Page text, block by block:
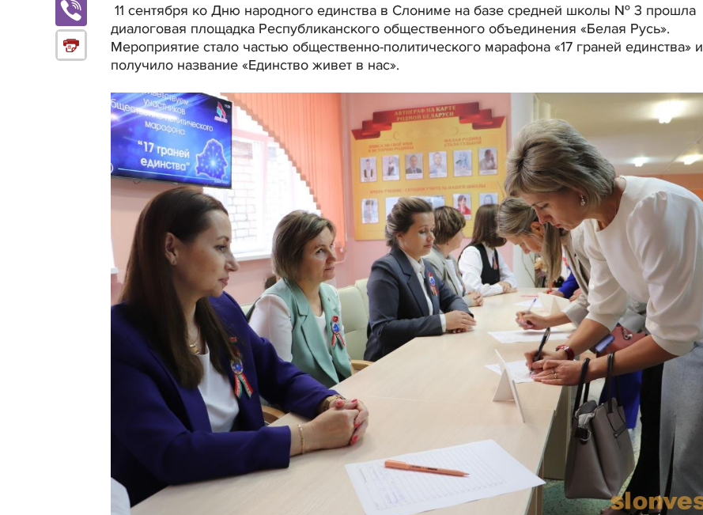
11 сентября ко Дню народного единства в Слониме на базе средней школы № 3 прошла
диалоговая площадка Республиканского общественного объединения «Белая Русь».
Мероприятие стало частью общественно-политического марафона «17 граней единства» и
получило название «Единство живет в нас».